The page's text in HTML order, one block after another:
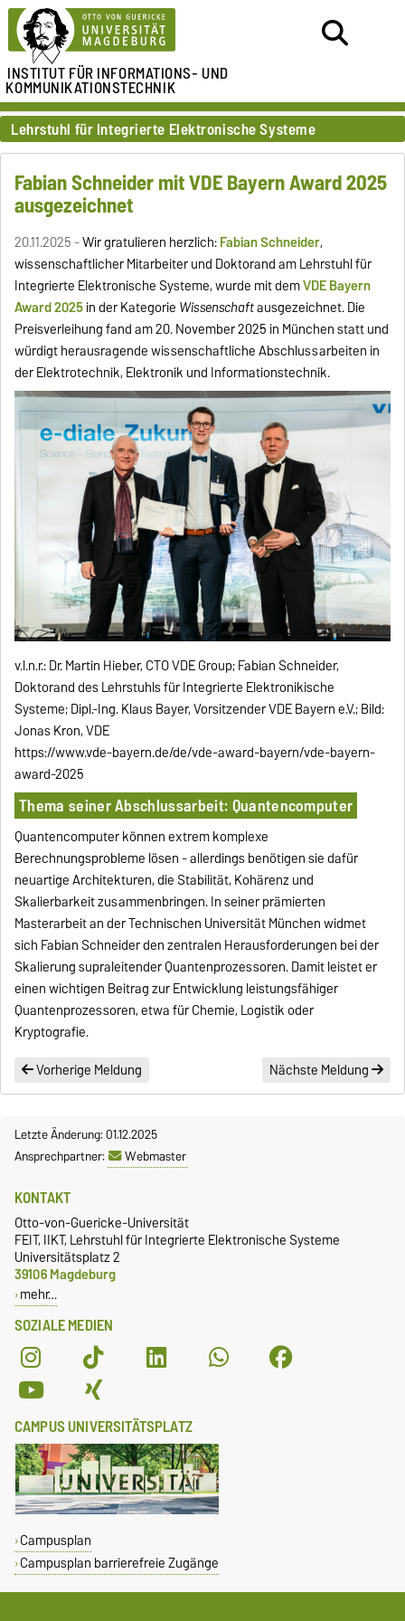
INSTITUT FÜRINFORMATIONS- UND
KOMMUNIKATIONSTECHNIK
Lehrstuhl für Integrierte Elektronische Systeme
Fabian Schneider mit VDE Bayern Award 2025
ausgezeichnet
20.11.2025 -Wir gratulieren herzlich:Fabian Schneider,
wissenschaftlicher Mitarbeiter und Doktorand am Lehrstuhl für
Integrierte Elektronische Systeme, wurde mit demVDE Bayern
Award 2025in der Kategorie Wissenschaftausgezeichnet. Die
Preisverleihung fand am 20. November 2025 in München statt und
würdigt herausragende wissenschaftliche Abschlussarbeiten in
der Elektrotechnik, Elektronik und Informationstechnik.
v.l.n.r.: Dr. Martin Hieber, CTO VDE Group; Fabian Schneider,
Doktorand des Lehrstuhls für Integrierte Elektronikische
Systeme; Dipl.-Ing. Klaus Bayer, Vorsitzender VDE Bayern e.V.; Bild:
Jonas Kron, VDE
https://www.vde-bayern.de/de/vde-award-bayern/vde-bayern-
award-2025
Thema seiner Abschlussarbeit: Quantencomputer
Quantencomputer können extrem komplexe
Berechnungsprobleme lösen - allerdings benötigen sie dafür
neuartige Architekturen, die Stabilität, Kohärenz und
Skalierbarkeit zusammenbringen. In seiner prämierten
Masterarbeit an der Technischen Universität München widmet
sich Fabian Schneider den zentralen Herausforderungen bei der
Skalierung supraleitender Quantenprozessoren. Damit leistet er
einen wichtigen Beitrag zur Entwicklung leistungsfähiger
Quantenprozessoren, etwa für Chemie, Logistik oder
Kryptografie.
Vorherige Meldung
Nächste Meldung
Letzte Änderung: 01.12.2025
Ansprechpartner:
Webmaster
SOZIALE MEDIEN
KONTAKT
Otto-von-Guericke-Universität
FEIT, IIKT, Lehrstuhl für Integrierte Elektronische Systeme
Universitätsplatz 2
39106 Magdeburg
mehr…
CAMPUS UNIVERSITÄTSPLATZ
Campusplan
Campusplan barrierefreie Zugänge